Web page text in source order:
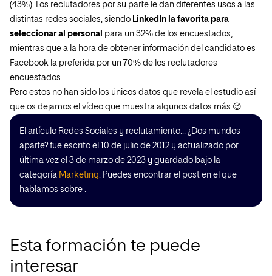
(43%). Los reclutadores por su parte le dan diferentes usos a las
distintas redes sociales, siendo LinkedIn la favorita para
seleccionar al personal para un 32% de los encuestados,
mientras que a la hora de obtener información del candidato es
Facebook la preferida por un 70% de los reclutadores
encuestados.
Pero estos no han sido los únicos datos que revela el estudio así
que os dejamos el vídeo que muestra algunos datos más 😉
El artículo Redes Sociales y reclutamiento… ¿Dos mundos
aparte? fue escrito el 10 de julio de 2012 y actualizado por
última vez el 3 de marzo de 2023 y guardado bajo la
categoría Marketing. Puedes encontrar el post en el que
hablamos sobre .
Esta formación te puede
interesar